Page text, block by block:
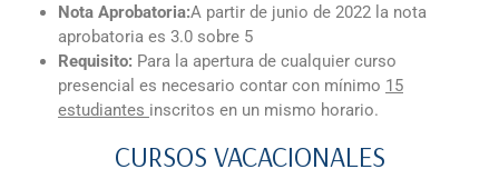
Nota Aprobatoria:A partir de junio de 2022 la nota
aprobatoria es 3.0 sobre 5
Requisito: Para la apertura de cualquier curso
presencial es necesario contar con mínimo 15
estudiantes inscritos en un mismo horario.
CURSOS VACACIONALES